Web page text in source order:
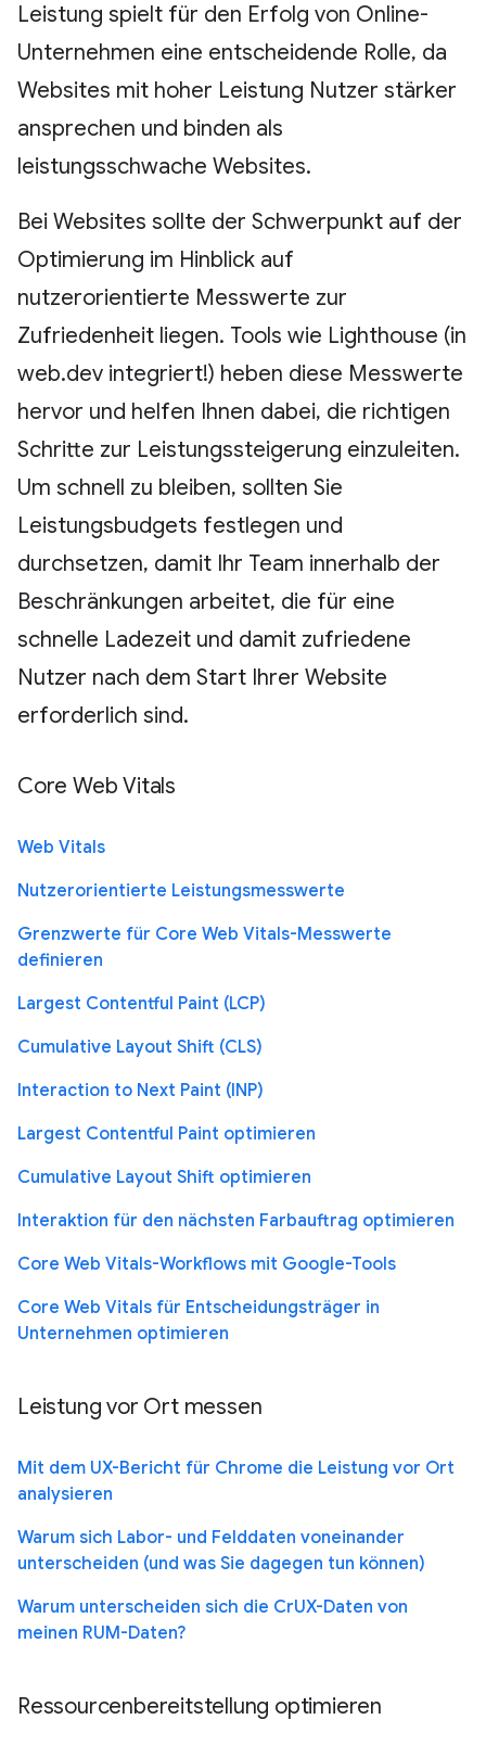
Leistung spielt für den Erfolg von Online-
Unternehmen eine entscheidende Rolle, da
Websites mit hoher Leistung Nutzer stärker
ansprechen und binden als
leistungsschwache Websites.
Bei Websites sollte der Schwerpunkt auf der
Optimierung im Hinblick auf
nutzerorientierte Messwerte zur
Zufriedenheit liegen. Tools wie Lighthouse (in
web.dev integriert!) heben diese Messwerte
hervor und helfen Ihnen dabei, die richtigen
Schritte zur Leistungssteigerung einzuleiten.
Um schnell zu bleiben, sollten Sie
Leistungsbudgets festlegen und
durchsetzen, damit Ihr Team innerhalb der
Beschränkungen arbeitet, die für eine
schnelle Ladezeit und damit zufriedene
Nutzer nach dem Start Ihrer Website
erforderlich sind.
Core Web Vitals
Web Vitals
Nutzerorientierte Leistungsmesswerte
Grenzwerte für Core Web Vitals-Messwerte
definieren
Largest Contentful Paint (LCP)
Cumulative Layout Shift (CLS)
Interaction to Next Paint (INP)
Largest Contentful Paint optimieren
Cumulative Layout Shift optimieren
Interaktion für den nächsten Farbauftrag optimieren
Core Web Vitals-Workflows mit Google-Tools
Core Web Vitals für Entscheidungsträger in
Unternehmen optimieren
Leistung vor Ort messen
Mit dem UX-Bericht für Chrome die Leistung vor Ort
analysieren
Warum sich Labor- und Felddaten voneinander
unterscheiden (und was Sie dagegen tun können)
Warum unterscheiden sich die CrUX-Daten von
meinen RUM-Daten?
Ressourcenbereitstellung optimieren